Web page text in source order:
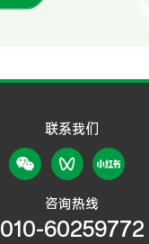
联系我们
咨询热线
010-60259772